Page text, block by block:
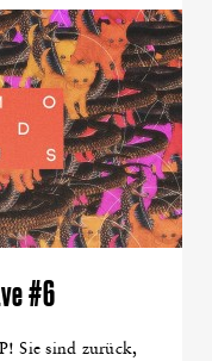
#6
Sie sind zurück,